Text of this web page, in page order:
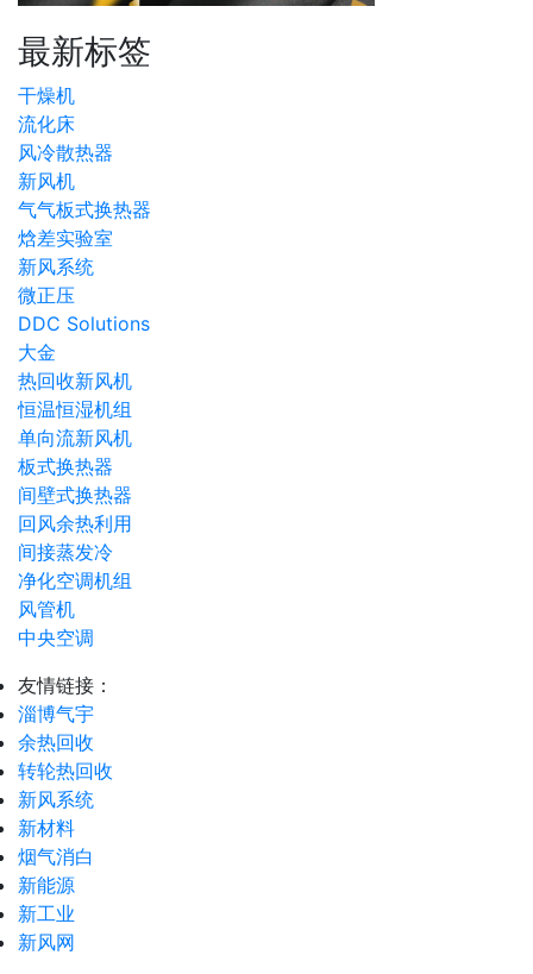
最新标签
干燥机
流化床
风冷散热器
新风机
气气板式换热器
焓差实验室
新风系统
微正压
DDC Solutions
大金
热回收新风机
恒温恒湿机组
单向流新风机
板式换热器
间壁式换热器
回风余热利用
间接蒸发冷
净化空调机组
风管机
中央空调
友情链接：
淄博气宇
余热回收
转轮热回收
新风系统
新材料
烟气消白
新能源
新工业
新风网